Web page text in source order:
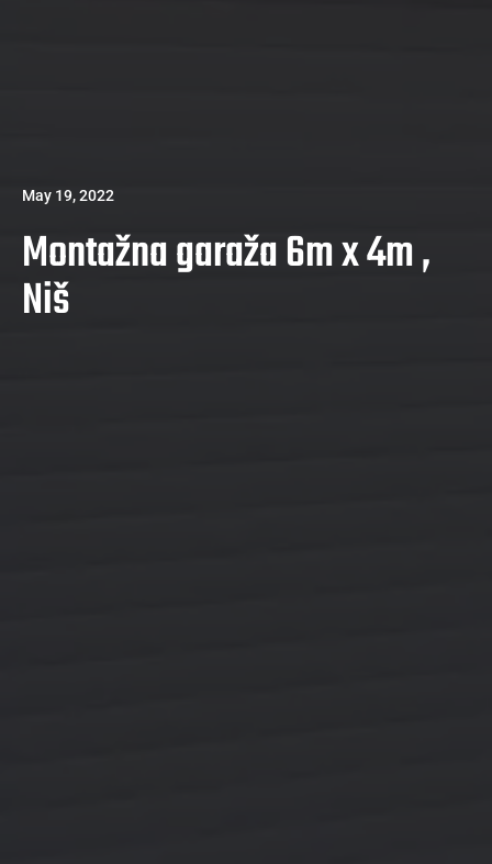
May 19, 2022
Montažna garaža 6m x 4m ,
Niš